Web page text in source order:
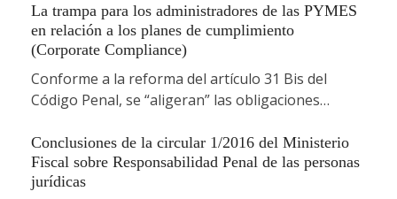
La trampa para los administradores de las PYMES
en relación a los planes de cumplimiento
(Corporate Compliance)
Conforme a la reforma del artículo 31 Bis del
Código Penal, se “aligeran” las obligaciones…
Conclusiones de la circular 1/2016 del Ministerio
Fiscal sobre Responsabilidad Penal de las personas
jurídicas